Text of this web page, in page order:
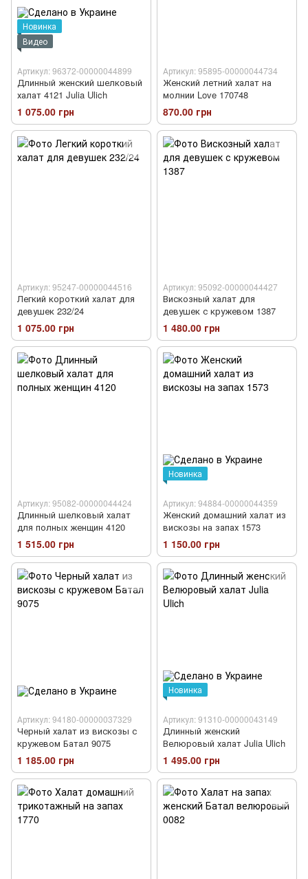
Новинка
Видео
Артикул: 96372-00000044899
Длинный женский шелковый
халат 4121 Julia Ulich
1 075.00 грн
Артикул: 95895-00000044734
Женский летний халат на
молнии Love 170748
870.00 грн
Артикул: 95247-00000044516
Легкий короткий халат для
девушек 232/24
1 075.00 грн
Артикул: 95092-00000044427
Вискозный халат для
девушек с кружевом 1387
1 480.00 грн
Артикул: 95082-00000044424
Длинный шелковый халат
для полных женщин 4120
1 515.00 грн
Новинка
Артикул: 94884-00000044359
Женский домашний халат из
вискозы на запах 1573
1 150.00 грн
Артикул: 94180-00000037329
Черный халат из вискозы с
кружевом Батал 9075
1 185.00 грн
Новинка
Артикул: 91310-00000043149
Длинный женский
Велюровый халат Julia Ulich
1 495.00 грн